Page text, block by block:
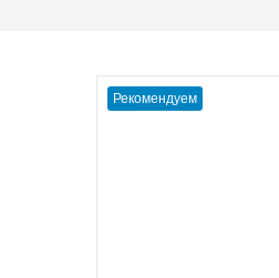
Рекомендуем